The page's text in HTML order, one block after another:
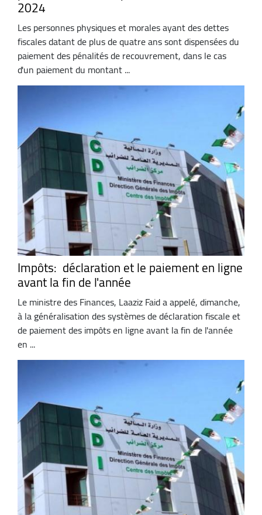
2024
Les personnes physiques et morales ayant des dettes
fiscales datant de plus de quatre ans sont dispensées du
paiement des pénalités de recouvrement, dans le cas
d'un paiement du montant ...
Impôts: déclaration et le paiement en ligne
avant la fin de l'année
Le ministre des Finances, Laaziz Faid a appelé, dimanche,
à la généralisation des systèmes de déclaration fiscale et
de paiement des impôts en ligne avant la fin de l'année
en ...